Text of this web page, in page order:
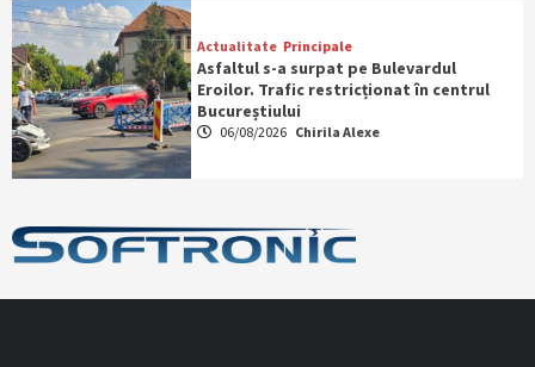
Actualitate Principale
Asfaltul s-a surpat pe Bulevardul
Eroilor. Trafic restricționat în centrul
Bucureștiului
06/08/2026 Chirila Alexe